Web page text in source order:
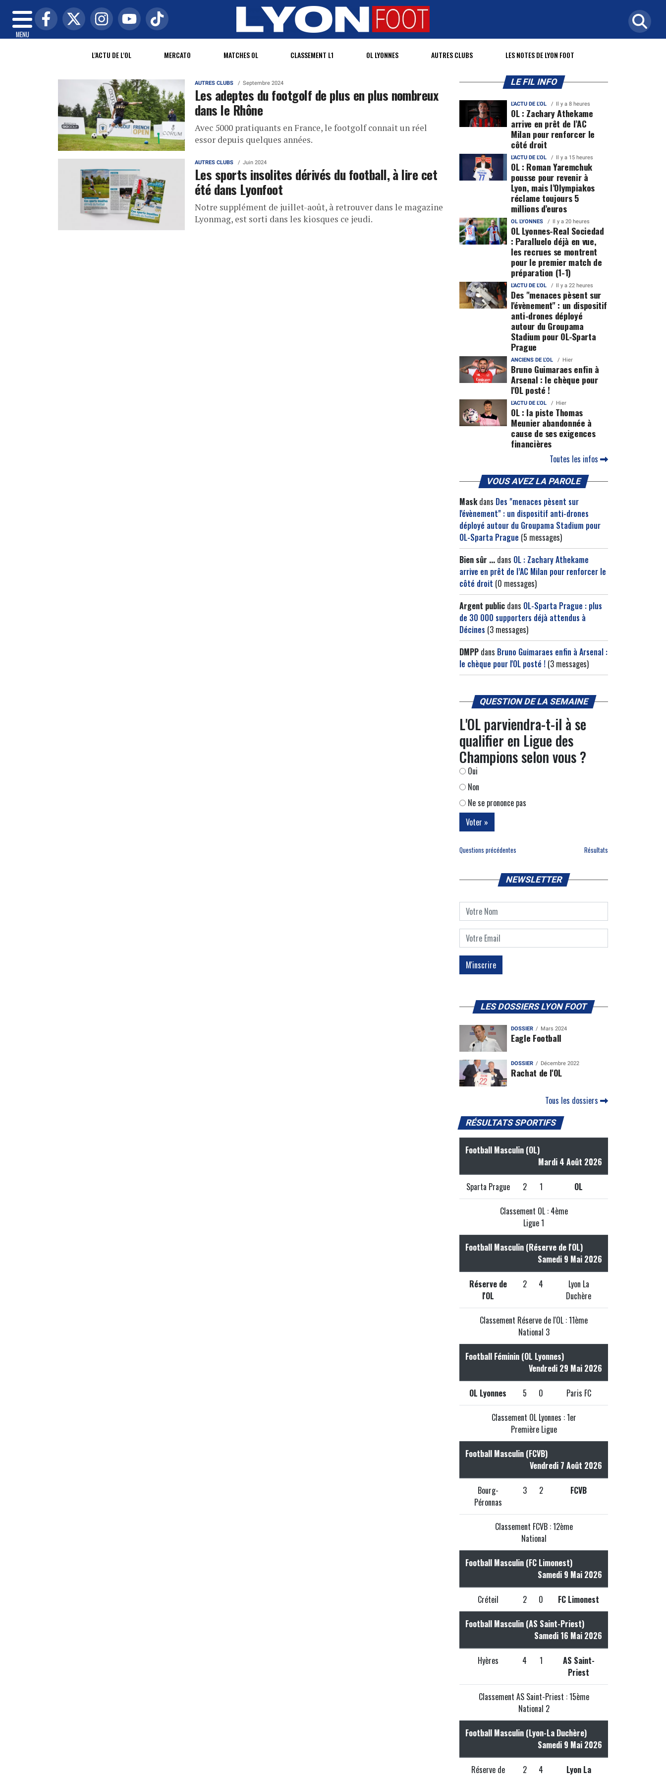
MENU
L'ACTU DE L'OL MERCATO MATCHES OL CLASSEMENT L1 OL LYONNES AUTRES CLUBS LES NOTES DE LYON FOOT
AUTRES CLUBS Septembre 2024
Les adeptes du footgolf de plus en plus nombreux
dans le Rhône
Avec 5000 pratiquants en France, le footgolf connait un réel
essor depuis quelques années.
AUTRES CLUBS Juin 2024
Les sports insolites dérivés du football, à lire cet
été dans Lyonfoot
Notre supplément de juillet-août, à retrouver dans le magazine
Lyonmag, est sorti dans les kiosques ce jeudi.
LE FIL INFO
L'ACTU DE L'OL Il y a 8 heures
OL : Zachary Athekame
arrive en prêt de l’AC
Milan pour renforcer le
côté droit
L'ACTU DE L'OL Il y a 15 heures
OL : Roman Yaremchuk
pousse pour revenir à
Lyon, mais l’Olympiakos
réclame toujours 5
millions d’euros
OL LYONNES Il y a 20 heures
OL Lyonnes-Real Sociedad
: Paralluelo déjà en vue,
les recrues se montrent
pour le premier match de
préparation (1-1)
L'ACTU DE L'OL Il y a 22 heures
Des "menaces pèsent sur
l'évènement" : un dispositif
anti-drones déployé
autour du Groupama
Stadium pour OL-Sparta
Prague
ANCIENS DE L'OL Hier
Bruno Guimaraes enfin à
Arsenal : le chèque pour
l'OL posté !
L'ACTU DE L'OL Hier
OL : la piste Thomas
Meunier abandonnée à
cause de ses exigences
financières
Toutes les infos
VOUS AVEZ LA PAROLE
Maskdans Des "menaces pèsent sur
l'évènement" : un dispositif anti-drones
déployé autour du Groupama Stadium pour
OL-Sparta Prague (5 messages)
Bien sûr ... dans OL : Zachary Athekame
arrive en prêt de l’AC Milan pour renforcer le
côté droit (0 messages)
Argent public dans OL-Sparta Prague : plus
de 30 000 supporters déjà attendus à
Décines (3 messages)
DMPP dans Bruno Guimaraes enfin à Arsenal :
le chèque pour l'OL posté ! (3 messages)
QUESTION DE LA SEMAINE
L'OL parviendra-t-il à se
qualifier en Ligue des
Champions selon vous ?
Oui
Non
Ne se prononce pas
Questions précédentes Résultats
NEWSLETTER
LES DOSSIERS LYON FOOT
DOSSIER Mars 2024
Eagle Football
DOSSIER Décembre 2022
Rachat de l'OL
Tous les dossiers
RÉSULTATS SPORTIFS
Football Masculin (OL)
Mardi 4 Août 2026
Sparta Prague 2 1 OL
Classement OL : 4ème
Ligue 1
Football Masculin (Réserve de l'OL)
Samedi 9 Mai 2026
Réserve de
l'OL
2 4
Lyon La
Duchère
Classement Réserve de l'OL : 11ème
National 3
Football Féminin (OL Lyonnes)
Vendredi 29 Mai 2026
OL Lyonnes 5 0 Paris FC
Classement OL Lyonnes : 1er
Première Ligue
Football Masculin (FCVB)
Vendredi 7 Août 2026
Bourg-
Péronnas
3 2 FCVB
Classement FCVB : 12ème
National
Football Masculin (FC Limonest)
Samedi 9 Mai 2026
Créteil 2 0 FC Limonest
Football Masculin (AS Saint-Priest)
Samedi 16 Mai 2026
Hyères 4 1
AS Saint-
Priest
Classement AS Saint-Priest : 15ème
National 2
Football Masculin (Lyon-La Duchère)
Samedi 9 Mai 2026
Réserve de
2 4
Lyon La